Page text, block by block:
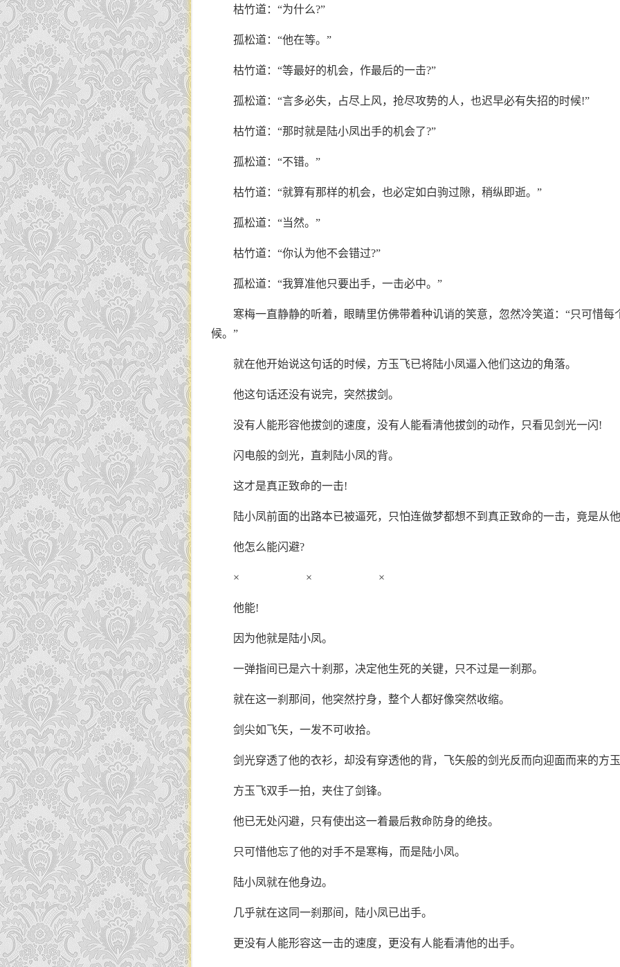
枯竹道：“为什么?”
孤松道：“他在等。”
枯竹道：“等最好的机会，作最后的一击?”
孤松道：“言多必失，占尽上风，抢尽攻势的人，也迟早必有失招的时候!”
枯竹道：“那时就是陆小凤出手的机会了?”
孤松道：“不错。”
枯竹道：“就算有那样的机会，也必定如白驹过隙，稍纵即逝。”
孤松道：“当然。”
枯竹道：“你认为他不会错过?”
孤松道：“我算准他只要出手，一击必中。”
寒梅一直静静的听着，眼睛里仿佛带着种讥诮的笑意，忽然冷笑道：“只可惜每
候。”
就在他开始说这句话的时候，方玉飞已将陆小凤逼入他们这边的角落。
他这句话还没有说完，突然拔剑。
没有人能形容他拔剑的速度，没有人能看清他拔剑的动作，只看见剑光一闪!
闪电般的剑光，直刺陆小凤的背。
这才是真正致命的一击!
陆小凤前面的出路本已被逼死，只怕连做梦都想不到真正致命的一击，竟是从
他怎么能闪避?
× × ×
他能!
因为他就是陆小凤。
一弹指间已是六十刹那，决定他生死的关键，只不过是一刹那。
就在这一刹那间，他突然拧身，整个人都好像突然收缩。
剑尖如飞矢，一发不可收拾。
剑光穿透了他的衣衫，却没有穿透他的背，飞矢般的剑光反而向迎面而来的方
方玉飞双手一拍，夹住了剑锋。
他已无处闪避，只有使出这一着最后救命防身的绝技。
只可惜他忘了他的对手不是寒梅，而是陆小凤。
陆小凤就在他身边。
几乎就在这同一刹那间，陆小凤已出手。
更没有人能形容这一击的速度，更没有人能看清他的出手。